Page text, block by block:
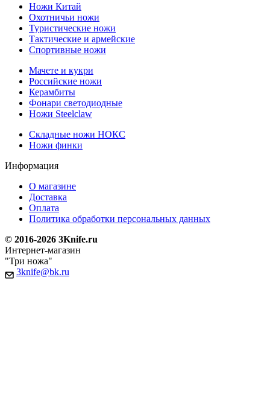
Ножи Китай
Охотничьи ножи
Туристические ножи
Тактические и армейские
Спортивные ножи
Мачете и кукри
Российские ножи
Керамбиты
Фонари светодиодные
Ножи Steelclaw
Складные ножи НОКС
Ножи финки
Информация
О магазине
Доставка
Оплата
Политика обработки персональных данных
© 2016-2026 3Knife.ru
Интернет-магазин
"Три ножа"
3knife@bk.ru